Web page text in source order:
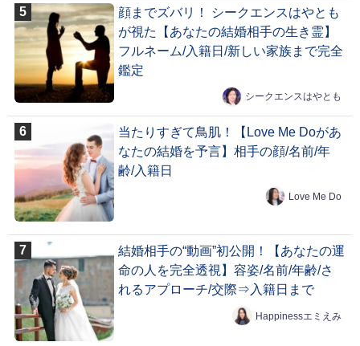
顔までズバリ！ シークエンスはやとも
が視た【あなたの結婚相手の生き霊】
フルネーム/入籍日/新しい家族まで完全
鑑定
シークエンスはやとも
当たりすぎて鳥肌！【Love Me Doがあ
なたの結婚を予言】相手の顔/名前/年
齢/入籍日
Love Me Do
結婚相手の“動画”初公開！【あなたの運
命の人を完全透視】容姿/名前/年齢/さ
れるアプローチ/交際⇒入籍日まで
Happinessエミえみ